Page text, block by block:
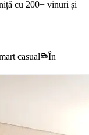
cu 200+ vinuri și
casual
În